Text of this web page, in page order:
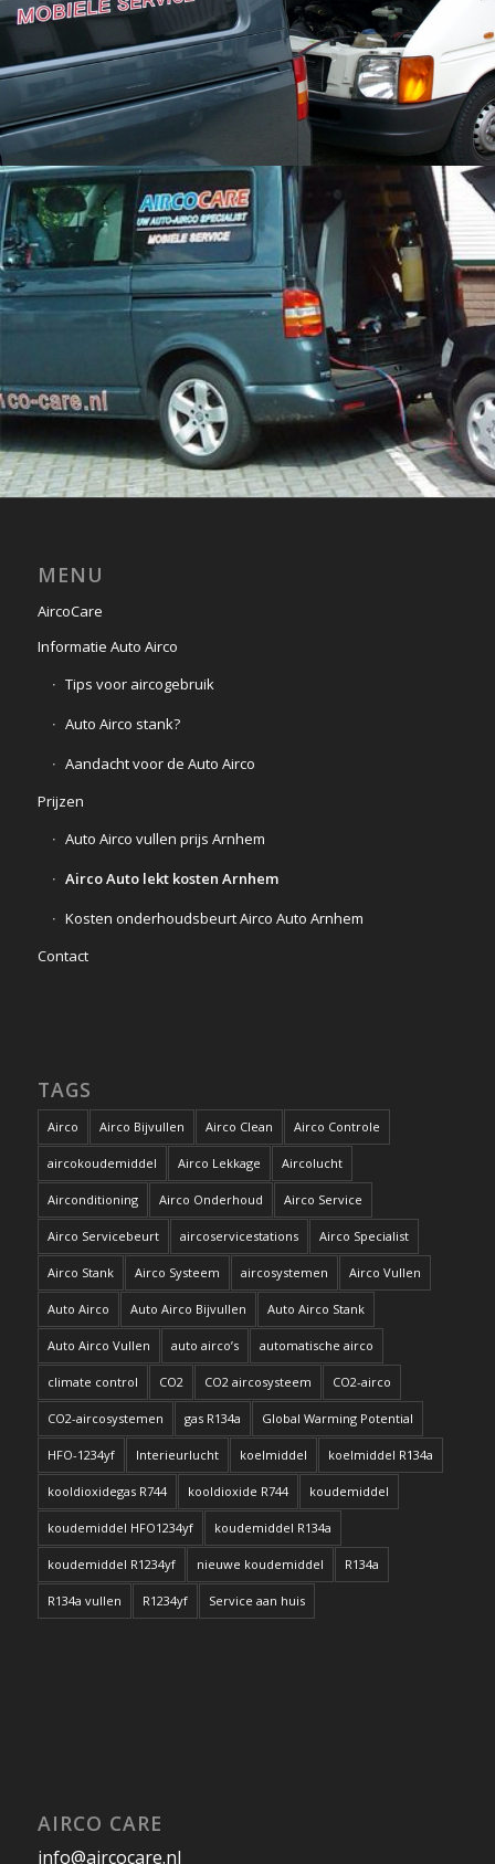
MENU
AircoCare
Informatie Auto Airco
Tips voor aircogebruik
Auto Airco stank?
Aandacht voor de Auto Airco
Prijzen
Auto Airco vullen prijs Arnhem
Airco Auto lekt kosten Arnhem
Kosten onderhoudsbeurt Airco Auto Arnhem
Contact
TAGS
Airco Airco Bijvullen Airco Clean Airco Controle
aircokoudemiddel Airco Lekkage Aircolucht
Airconditioning Airco Onderhoud Airco Service
Airco Servicebeurt aircoservicestations Airco Specialist
Airco Stank Airco Systeem aircosystemen Airco Vullen
Auto Airco Auto Airco Bijvullen Auto Airco Stank
Auto Airco Vullen auto airco’s automatische airco
climate control CO2 CO2 aircosysteem CO2-airco
CO2-aircosystemen gas R134a Global Warming Potential
HFO-1234yf Interieurlucht koelmiddel koelmiddel R134a
kooldioxidegas R744 kooldioxide R744 koudemiddel
koudemiddel HFO1234yf koudemiddel R134a
koudemiddel R1234yf nieuwe koudemiddel R134a
R134a vullen R1234yf Service aan huis
AIRCO CARE
info@aircocare.nl